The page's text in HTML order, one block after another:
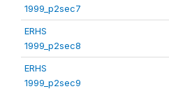
1999_p2sec7
ERHS
1999_p2sec8
ERHS
1999_p2sec9